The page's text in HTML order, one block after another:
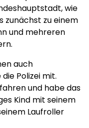
wie
zunächst zu einem
und mehreren
auch
Polizei mit.
und habe das
Kind mit seinem
Laufroller